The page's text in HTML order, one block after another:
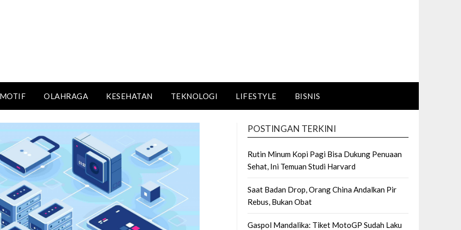
OLAHRAGA KESEHATAN TEKNOLOGI LIFESTYLE BISNIS
POSTINGAN TERKINI
Rutin Minum Kopi Pagi Bisa Dukung Penuaan
Sehat, Ini Temuan Studi Harvard
Saat Badan Drop, Orang China Andalkan Pir
Rebus, Bukan Obat
Gaspol Mandalika: Tiket MotoGP Sudah Laku